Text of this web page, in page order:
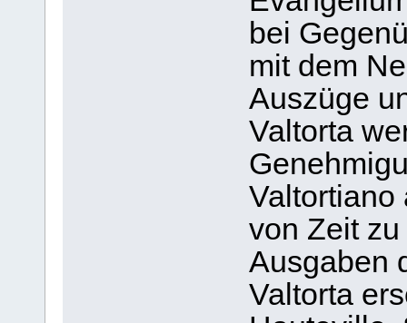
bei
mit dem
Auszüge
Valtorta
Valtortiano
von Zeit
Ausgaben
Valtorta